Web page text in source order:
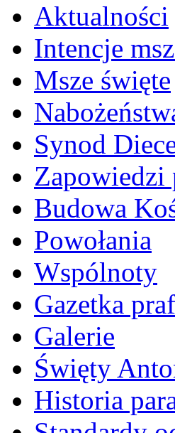
Aktualności
Intencje
Msze święte
Synod
Zapowiedzi
Budowa
Powołania
Wspólnoty
Gazetka
Galerie
Święty
Historia